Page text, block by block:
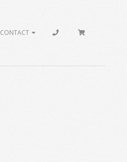
CONTACT